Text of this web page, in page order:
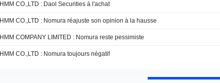
HMM CO.,LTD : Daol Securities à l'achat
HMM CO.,LTD : Nomura réajuste son opinion à la hausse
HMM COMPANY LIMITED : Nomura reste pessimiste
HMM CO.,LTD : Nomura toujours négatif